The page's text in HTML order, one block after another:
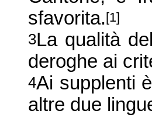
sfavorita.[1]
3La qualità
deroghe ai
4Ai supplenti
altre due